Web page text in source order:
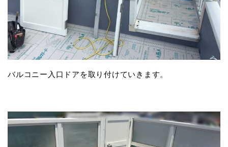
バルコニー入口ドアを取り付けていきます。